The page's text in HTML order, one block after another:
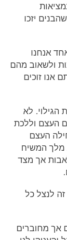
יזכו
אנחנו
ולשאוב מהם
אנו זוכים
הגילוי. לא
העצם וללכת
העצם
מלך המשיח
אך מצד
לנצל כל
אך מחוברים